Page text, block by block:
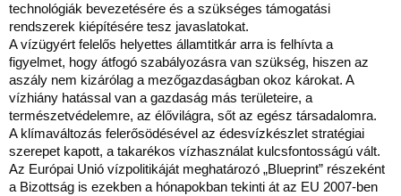
technológiák bevezetésére és a szükséges támogatási
rendszerek kiépítésére tesz javaslatokat.
A vízügyért felelős helyettes államtitkár arra is felhívta a
figyelmet, hogy átfogó szabályozásra van szükség, hiszen az
aszály nem kizárólag a mezőgazdaságban okoz károkat. A
vízhiány hatással van a gazdaság más területeire, a
természetvédelemre, az élővilágra, sőt az egész társadalomra.
A klímaváltozás felerősödésével az édesvízkészlet stratégiai
szerepet kapott, a takarékos vízhasználat kulcsfontosságú vált.
Az Európai Unió vízpolitikáját meghatározó „Blueprint” részeként
a Bizottság is ezekben a hónapokban tekinti át az EU 2007-ben